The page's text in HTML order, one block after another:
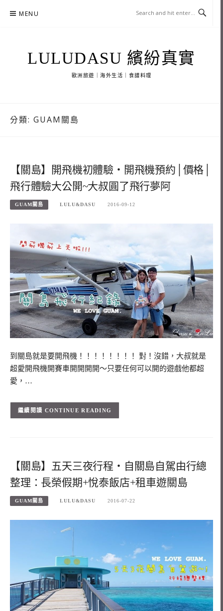
MENU
LULUDASU 繽紛真實
歐洲旅遊｜海外生活｜食譜料理
分類: GUAM關島
【關島】開飛機初體驗‧開飛機預約│價格│
飛行體驗大公開~大叔圓了飛行夢阿
GUAM關島 LULU&DASU 2016-09-12
到關島就是要開飛機！！！！！！！！ 對！沒錯，大叔就是
超愛開飛機開賽車開開開開～只要任何可以開的遊戲他都超
愛，…
CONTINUE READING
【關島】五天三夜行程‧自關島自駕由行總
整理：長榮假期+悅泰飯店+租車遊關島
GUAM關島 LULU&DASU 2016-07-22